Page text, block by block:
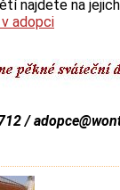
najdete na
adopci
/